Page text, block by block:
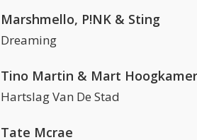
Marshmello, P!NK & Sting
Dreaming
Tino Martin & Mart Hoogkamer
Hartslag Van De Stad
Tate Mcrae